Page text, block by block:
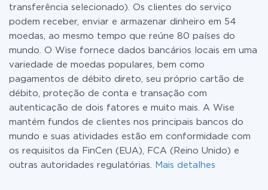
transferência selecionado). Os clientes do serviço
podem receber, enviar e armazenar dinheiro em 54
moedas, ao mesmo tempo que reúne 80 países do
mundo. O Wise fornece dados bancários locais em uma
variedade de moedas populares, bem como
pagamentos de débito direto, seu próprio cartão de
débito, proteção de conta e transação com
autenticação de dois fatores e muito mais. A Wise
mantém fundos de clientes nos principais bancos do
mundo e suas atividades estão em conformidade com
os requisitos da FinCen (EUA), FCA (Reino Unido) e
outras autoridades regulatórias.
Mais detalhes